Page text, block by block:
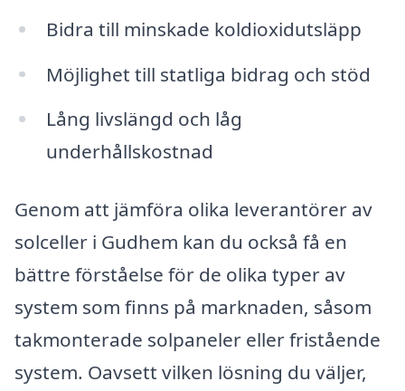
Bidra till minskade koldioxidutsläpp
Möjlighet till statliga bidrag och stöd
Lång livslängd och låg
underhållskostnad
Genom att jämföra olika leverantörer av
solceller i Gudhem kan du också få en
bättre förståelse för de olika typer av
system som finns på marknaden, såsom
takmonterade solpaneler eller fristående
system. Oavsett vilken lösning du väljer,